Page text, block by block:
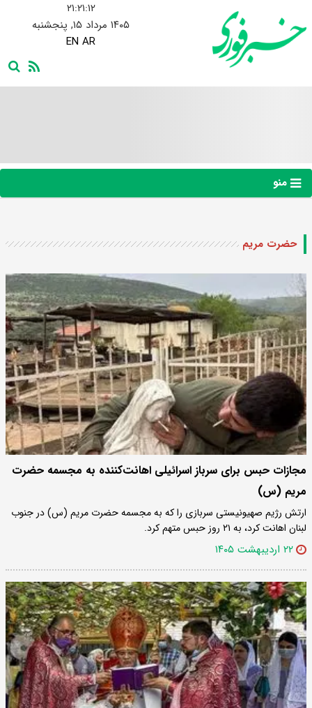
۲۱:۲۱:۱۳
۱۴۰۵ مرداد ۱۵, پنجشنبه
EN AR
منو
حضرت مریم
مجازات حبس برای سرباز اسرائیلی اهانت‌کننده به مجسمه حضرت
مریم (س)
ارتش رژیم صهیونیستی سربازی را که به مجسمه حضرت مریم (س) در جنوب
لبنان اهانت کرد، به ۲۱ روز حبس متهم کرد.
۲۲ اردیبهشت ۱۴۰۵